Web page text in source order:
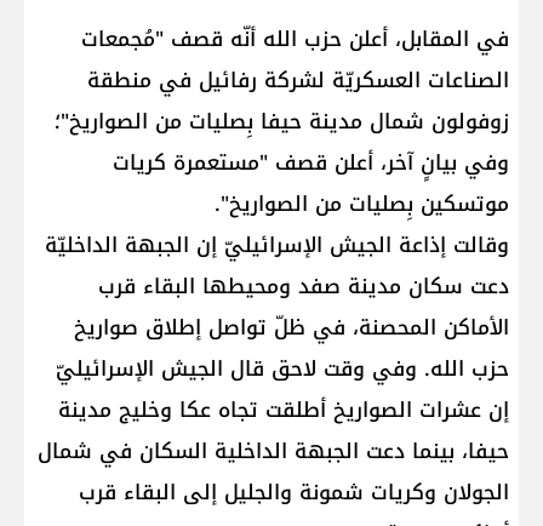
في المقابل، أعلن حزب الله أنّه قصف "مُجمعات
الصناعات ‏العسكريّة لشركة رفائيل في منطقة
‏زوفولون شمال مدينة حيفا بِصليات من الصواريخ"؛
وفي بيانٍ آخر، أعلن قصف "مستعمرة كريات
موتسكين ‏بِصليات من الصواريخ".
وقالت إذاعة الجيش الإسرائيليّ إن الجبهة الداخليّة
دعت سكان مدينة صفد ومحيطها البقاء قرب
الأماكن المحصنة، في ظلّ تواصل إطلاق صواريخ
حزب الله. وفي وقت لاحق قال الجيش الإسرائيليّ
إن عشرات الصواريخ أطلقت تجاه عكا وخليج مدينة
حيفا، بينما دعت الجبهة الداخلية السكان في شمال
الجولان وكريات شمونة والجليل إلى البقاء قرب